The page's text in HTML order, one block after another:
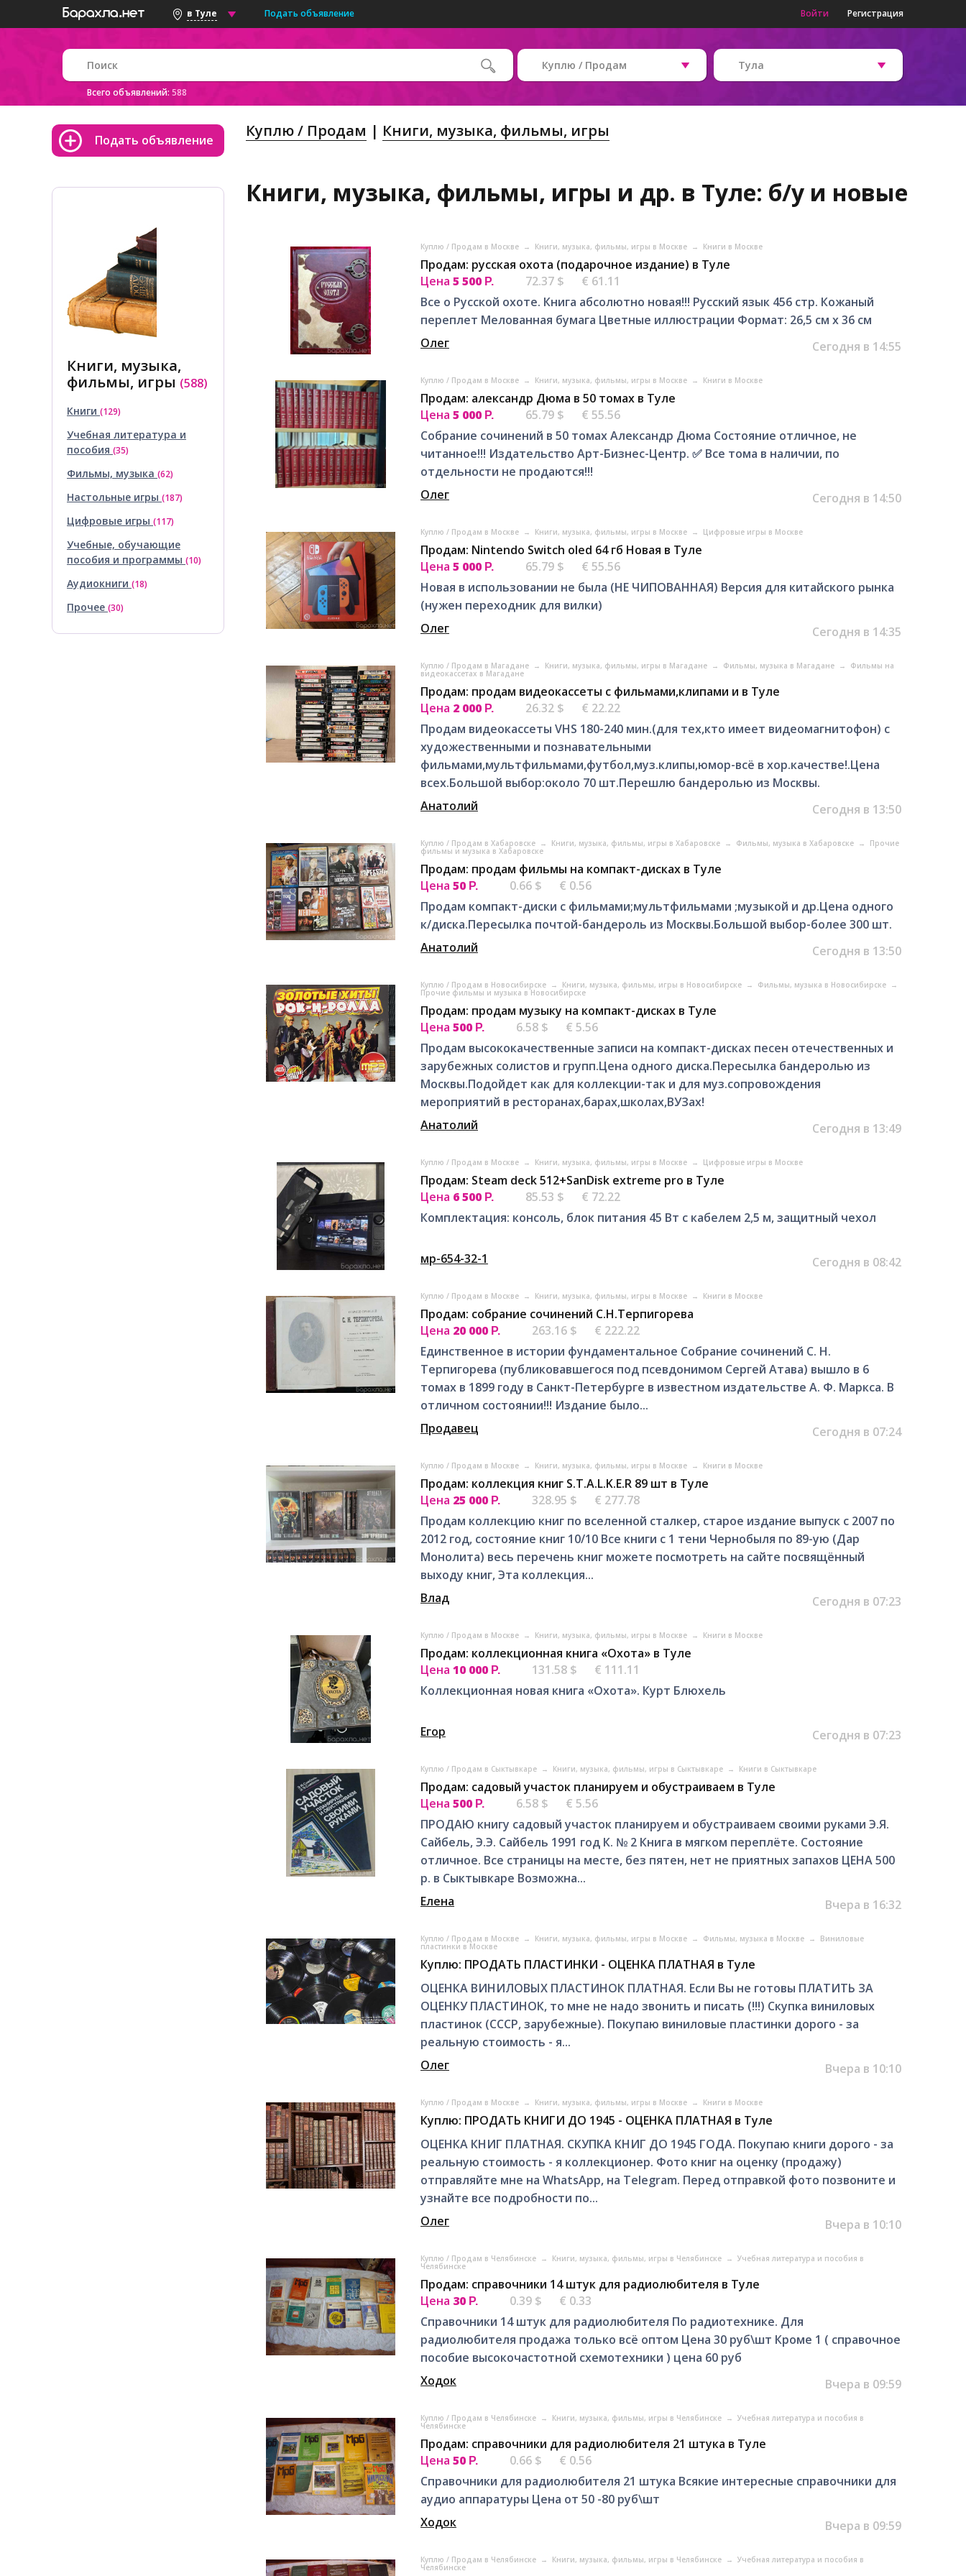
в Туле Подать объявление Войти Регистрация
Всего объявлений: 588
Куплю / Продам Тула
Подать объявление
Книги, музыка,
фильмы, игры (588)
Книги (129)
Учебная литература и
пособия (35)
Фильмы, музыка (62)
Настольные игры (187)
Цифровые игры (117)
Учебные, обучающие
пособия и программы (10)
Аудиокниги (18)
Прочее (30)
Куплю / Продам Книги, музыка, фильмы, игры
Книги, музыка, фильмы, игры и др. в Туле: б/у и новые
Куплю / Продам в Москве → Книги, музыка, фильмы, игры в Москве → Книги в Москве
Продам: русская охота (подарочное издание) в Туле
Цена 5 500 Р. 72.37 $
€ 61.11
Все о Русской охоте. Книга абсолютно новая!!! Русский язык 456 стр. Кожаный
переплет Мелованная бумага Цветные иллюстрации Формат: 26,5 см х 36 см
Олег
Сегодня в 14:55
Куплю / Продам в Москве → Книги, музыка, фильмы, игры в Москве → Книги в Москве
Продам: александр Дюма в 50 томах в Туле
Цена 5 000 Р. 65.79 $
€ 55.56
Собрание сочинений в 50 томах Александр Дюма Состояние отличное, не
читанное!!! Издательство Арт-Бизнес-Центр. ✅️ Все тома в наличии, по
отдельности не продаются!!!
Олег
Сегодня в 14:50
Куплю / Продам в Москве → Книги, музыка, фильмы, игры в Москве → Цифровые игры в Москве
Продам: Nintendo Switch oled 64 гб Новая в Туле
Цена 5 000 Р. 65.79 $
€ 55.56
Новая в использовании не была (НЕ ЧИПОВАННАЯ) Версия для китайского рынка
(нужен переходник для вилки)
Олег
Сегодня в 14:35
Куплю / Продам в Магадане → Книги, музыка, фильмы, игры в Магадане → Фильмы, музыка в Магадане → Фильмы на
видеокассетах в Магадане
Продам: продам видеокассеты с фильмами,клипами и в Туле
Цена 2 000 Р. 26.32 $
€ 22.22
Продам видеокассеты VHS 180-240 мин.(для тех,кто имеет видеомагнитофон) с
художественными и познавательными
фильмами,мультфильмами,футбол,муз.клипы,юмор-всё в хор.качестве!.Цена
всех.Большой выбор:около 70 шт.Перешлю бандеролью из Москвы.
Анатолий
Сегодня в 13:50
Куплю / Продам в Хабаровске → Книги, музыка, фильмы, игры в Хабаровске → Фильмы, музыка в Хабаровске → Прочие
фильмы и музыка в Хабаровске
Продам: продам фильмы на компакт-дисках в Туле
Цена 50 Р. 0.66 $
€ 0.56
Продам компакт-диски с фильмами;мультфильмами ;музыкой и др.Цена одного
к/диска.Пересылка почтой-бандероль из Москвы.Большой выбор-более 300 шт.
Анатолий
Сегодня в 13:50
Куплю / Продам в Новосибирске → Книги, музыка, фильмы, игры в Новосибирске → Фильмы, музыка в Новосибирске →
Прочие фильмы и музыка в Новосибирске
Продам: продам музыку на компакт-дисках в Туле
Цена 500 Р. 6.58 $
€ 5.56
Продам высококачественные записи на компакт-дисках песен отечественных и
зарубежных солистов и групп.Цена одного диска.Пересылка бандеролью из
Москвы.Подойдет как для коллекции-так и для муз.сопровождения
мероприятий в ресторанах,барах,школах,ВУЗах!
Анатолий
Сегодня в 13:49
Куплю / Продам в Москве → Книги, музыка, фильмы, игры в Москве → Цифровые игры в Москве
Продам: Steam deck 512+SanDisk extreme pro в Туле
Цена 6 500 Р. 85.53 $
€ 72.22
Комплектация: консоль, блок питания 45 Вт с кабелем 2,5 м, защитный чехол
мр-654-32-1 Сегодня в 08:42
Куплю / Продам в Москве → Книги, музыка, фильмы, игры в Москве → Книги в Москве
Продам: собрание сочинений С.Н.Терпигорева
Цена 20 000 Р. 263.16 $
€ 222.22
Единственное в истории фундаментальное Собрание сочинений С. Н.
Терпигорева (публиковавшегося под псевдонимом Сергей Атава) вышло в 6
томах в 1899 году в Санкт-Петербурге в известном издательстве А. Ф. Маркса. В
отличном состоянии!!! Издание было...
Продавец
Сегодня в 07:24
Куплю / Продам в Москве → Книги, музыка, фильмы, игры в Москве → Книги в Москве
Продам: коллекция книг S.T.A.L.K.E.R 89 шт в Туле
Цена 25 000 Р. 328.95 $
€ 277.78
Продам коллекцию книг по вселенной сталкер, старое издание выпуск с 2007 по
2012 год, состояние книг 10/10 Все книги с 1 тени Чернобыля по 89-ую (Дар
Монолита) весь перечень книг можете посмотреть на сайте посвящённый
выходу книг, Эта коллекция...
Влад
Сегодня в 07:23
Куплю / Продам в Москве → Книги, музыка, фильмы, игры в Москве → Книги в Москве
Продам: коллекционная книга «Охота» в Туле
Цена 10 000 Р. 131.58 $
€ 111.11
Коллекционная новая книга «Охота». Курт Блюхель
Егор Сегодня в 07:23
Куплю / Продам в Сыктывкаре → Книги, музыка, фильмы, игры в Сыктывкаре → Книги в Сыктывкаре
Продам: садовый участок планируем и обустраиваем в Туле
Цена 500 Р. 6.58 $
€ 5.56
ПРОДАЮ книгу садовый участок планируем и обустраиваем своими руками Э.Я.
Сайбель, Э.Э. Сайбель 1991 год К. № 2 Книга в мягком переплёте. Состояние
отличное. Все страницы на месте, без пятен, нет не приятных запахов ЦЕНА 500
р. в Сыктывкаре Возможна...
Елена
Вчера в 16:32
Куплю / Продам в Москве → Книги, музыка, фильмы, игры в Москве → Фильмы, музыка в Москве → Виниловые
пластинки в Москве
Куплю: ПРОДАТЬ ПЛАСТИНКИ - ОЦЕНКА ПЛАТНАЯ в Туле
ОЦЕНКА ВИНИЛОВЫХ ПЛАСТИНОК ПЛАТНАЯ. Если Вы не готовы ПЛАТИТЬ ЗА
ОЦЕНКУ ПЛАСТИНОК, то мне не надо звонить и писать (!!!) Скупка виниловых
пластинок (СССР, зарубежные). Покупаю виниловые пластинки дорого - за
реальную стоимость - я...
Олег
Вчера в 10:10
Куплю / Продам в Москве → Книги, музыка, фильмы, игры в Москве → Книги в Москве
Куплю: ПРОДАТЬ КНИГИ ДО 1945 - ОЦЕНКА ПЛАТНАЯ в Туле
ОЦЕНКА КНИГ ПЛАТНАЯ. СКУПКА КНИГ ДО 1945 ГОДА. Покупаю книги дорого - за
реальную стоимость - я коллекционер. Фото книг на оценку (продажу)
отправляйте мне на WhatsApp, на Telegram. Перед отправкой фото позвоните и
узнайте все подробности по...
Олег
Вчера в 10:10
Куплю / Продам в Челябинске → Книги, музыка, фильмы, игры в Челябинске → Учебная литература и пособия в
Челябинске
Продам: справочники 14 штук для радиолюбителя в Туле
Цена 30 Р. 0.39 $
€ 0.33
Справочники 14 штук для радиолюбителя По радиотехнике. Для
радиолюбителя продажа только всё оптом Цена 30 руб\шт Кроме 1 ( справочное
пособие высокочастотной схемотехники ) цена 60 руб
Ходок
Вчера в 09:59
Куплю / Продам в Челябинске → Книги, музыка, фильмы, игры в Челябинске → Учебная литература и пособия в
Челябинске
Продам: справочники для радиолюбителя 21 штука в Туле
Цена 50 Р. 0.66 $
€ 0.56
Справочники для радиолюбителя 21 штука Всякие интересные справочники для
аудио аппаратуры Цена от 50 -80 руб\шт
Ходок
Вчера в 09:59
Куплю / Продам в Челябинске → Книги, музыка, фильмы, игры в Челябинске → Учебная литература и пособия в
Челябинске